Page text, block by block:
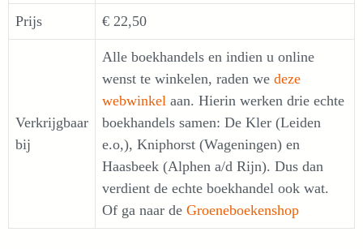
Prijs € 22,50
Verkrijgbaar
bij
Alle boekhandels en indien u online
wenst te winkelen, raden we deze
webwinkel aan. Hierin werken drie echte
boekhandels samen: De Kler (Leiden
e.o,), Kniphorst (Wageningen) en
Haasbeek (Alphen a/d Rijn). Dus dan
verdient de echte boekhandel ook wat.
Of ga naar de Groeneboekenshop